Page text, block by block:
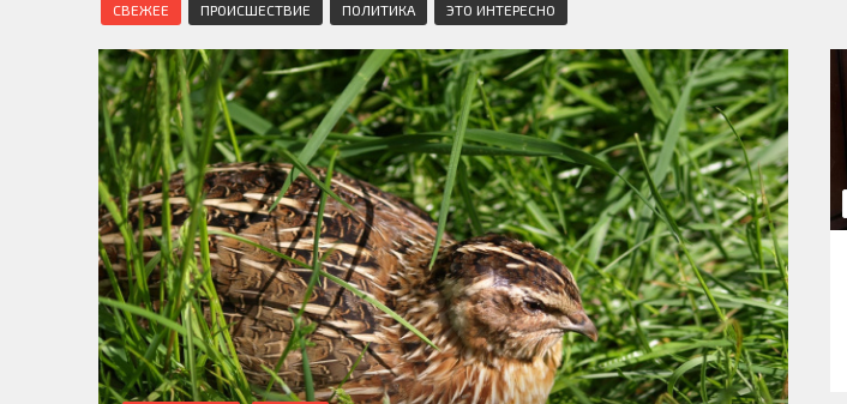
СВЕЖЕЕ ПРОИСШЕСТВИЕ ПОЛИТИКА ЭТО ИНТЕРЕСНО